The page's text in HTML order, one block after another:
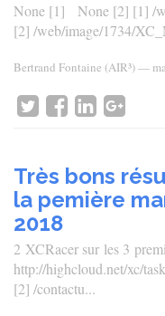
None [1] None [2] [1] /
[2] /web/image/1734/
Bertrand Fontaine (AIR³)—
Très bons
la pemière
2018
2 XCRacer sur les 3
http://highcloud.net/xc/
[2] /contactu...